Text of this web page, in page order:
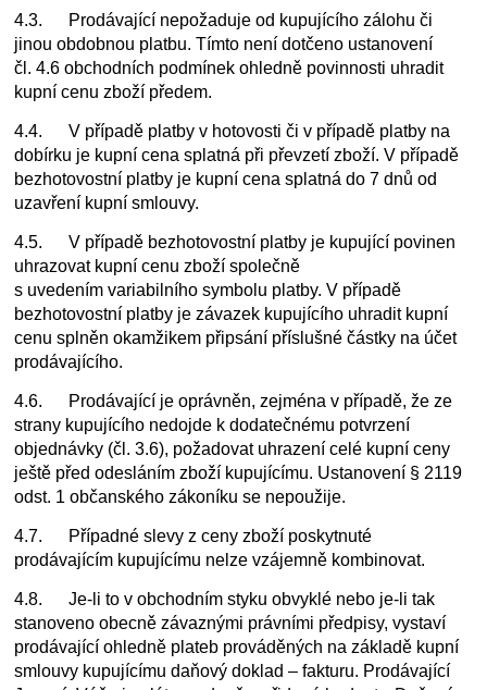
4.3. Prodávající nepožaduje od kupujícího zálohu či
jinou obdobnou platbu. Tímto není dotčeno ustanovení
čl. 4.6 obchodních podmínek ohledně povinnosti uhradit
kupní cenu zboží předem.
4.4. V případě platby v hotovosti či v případě platby na
dobírku je kupní cena splatná při převzetí zboží. V případě
bezhotovostní platby je kupní cena splatná do 7 dnů od
uzavření kupní smlouvy.
4.5. V případě bezhotovostní platby je kupující povinen
uhrazovat kupní cenu zboží společně
s uvedením variabilního symbolu platby. V případě
bezhotovostní platby je závazek kupujícího uhradit kupní
cenu splněn okamžikem připsání příslušné částky na účet
prodávajícího.
4.6. Prodávající je oprávněn, zejména v případě, že ze
strany kupujícího nedojde k dodatečnému potvrzení
objednávky (čl. 3.6), požadovat uhrazení celé kupní ceny
ještě před odesláním zboží kupujícímu. Ustanovení § 2119
odst. 1 občanského zákoníku se nepoužije.
4.7. Případné slevy z ceny zboží poskytnuté
prodávajícím kupujícímu nelze vzájemně kombinovat.
4.8. Je-li to v obchodním styku obvyklé nebo je-li tak
stanoveno obecně závaznými právními předpisy, vystaví
prodávající ohledně plateb prováděných na základě kupní
smlouvy kupujícímu daňový doklad – fakturu. Prodávající